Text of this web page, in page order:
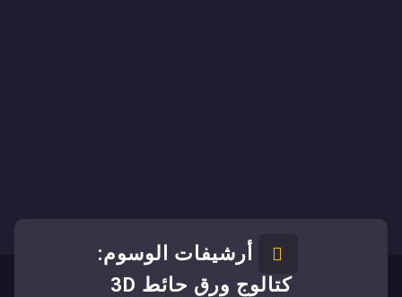
أرشيفات الوسوم:
كتالوج ورق حائط 3D